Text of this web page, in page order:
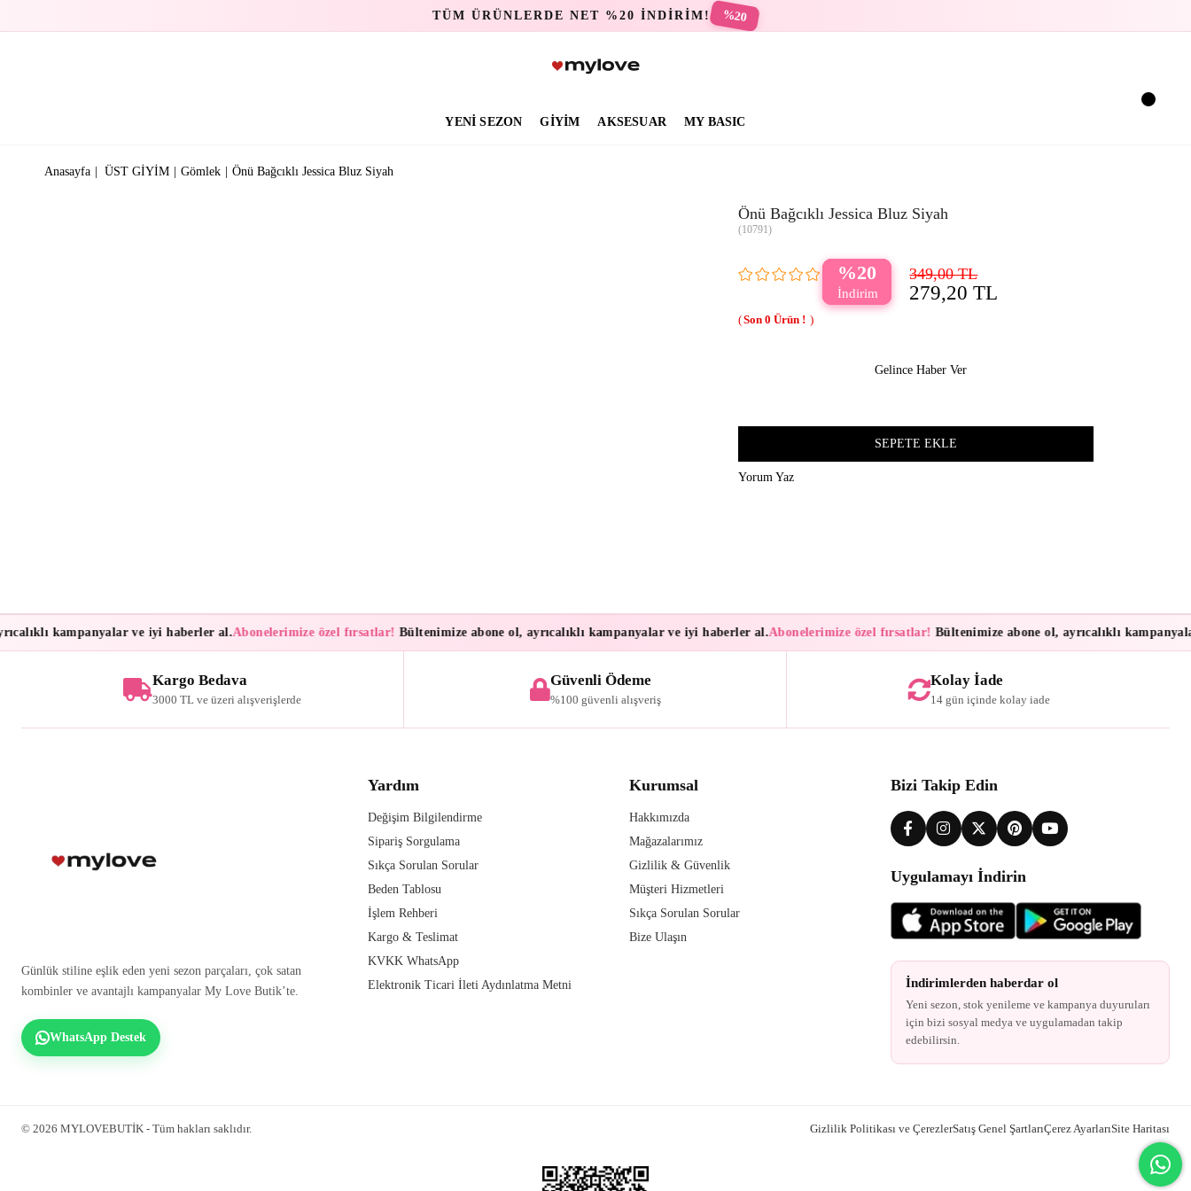
TÜM ÜRÜNLERDE NET %20 İNDİRİM! %20
YENİ SEZON GİYİM AKSESUAR MY BASIC
Anasayfa ÜST GİYİM Gömlek Önü Bağcıklı Jessica Bluz Siyah
Önü Bağcıklı Jessica Bluz Siyah
(10791)
20 349,00 TL
279,20 TL
0
Gelince Haber Ver
Yorum Yaz
kampanyalar ve iyi haberler al.Abonelerimize özel fırsatlar!Bültenimize abone ol, ayrıcalıklı kampanyalar ve iyi haberler al.Abonelerimize özel fırsatlar!Bültenimize abone ol, ayrıcalıklı
Kargo Bedava
3000 TL ve üzeri alışverişlerde
Güvenli Ödeme
%100 güvenli alışveriş
Kolay İade
14 gün içinde kolay iade
Günlük stiline eşlik eden yeni sezon parçaları, çok satan
kombinler ve avantajlı kampanyalar My Love Butik’te.
WhatsApp Destek
Yardım
Değişim Bilgilendirme
Sipariş Sorgulama
Sıkça Sorulan Sorular
Beden Tablosu
İşlem Rehberi
Kargo & Teslimat
KVKK WhatsApp
Elektronik Ticari İleti Aydınlatma Metni
Kurumsal
Hakkımızda
Mağazalarımız
Gizlilik & Güvenlik
Müşteri Hizmetleri
Sıkça Sorulan Sorular
Bize Ulaşın
Bizi Takip Edin
Uygulamayı İndirin
İndirimlerden haberdar ol
Yeni sezon, stok yenileme ve kampanya duyuruları
için bizi sosyal medya ve uygulamadan takip
edebilirsin.
© 2026 MYLOVEBUTİK - Tüm hakları saklıdır. Gizlilik Politikası ve ÇerezlerSatış Genel ŞartlarıÇerez AyarlarıSite Haritası